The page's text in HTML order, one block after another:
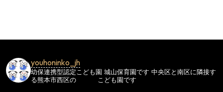
ー
ョ
ン
youhoninko_jh
幼保連携型認定こども園 城山保育園です 中央区と南区に隣接す
る熊本市西区の
こども園です